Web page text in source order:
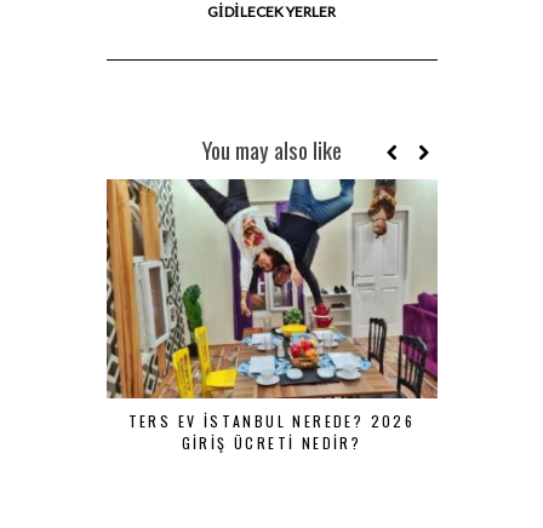
GIDILECEK YERLER
You may also like
TERS EV İSTANBUL NEREDE? 2026
GIRIŞ ÜCRETI NEDIR?